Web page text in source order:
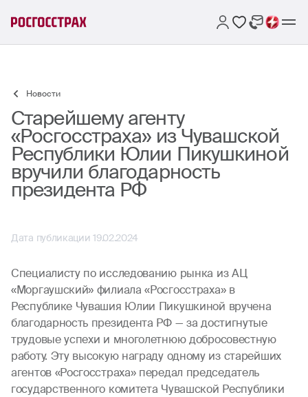
Новости
Старейшему агенту
«Росгосстраха» из Чувашской
Республики Юлии Пикушкиной
вручили благодарность
президента РФ
Дата публикации 19.02.2024
Специалисту по исследованию рынка из АЦ
«Моргаушский» филиала «Росгосстраха» в
Республике Чувашия Юлии Пикушкиной вручена
благодарность президента РФ — за достигнутые
трудовые успехи и многолетнюю добросовестную
работу. Эту высокую награду одному из старейших
агентов «Росгосстраха» передал председатель
государственного комитета Чувашской Республики